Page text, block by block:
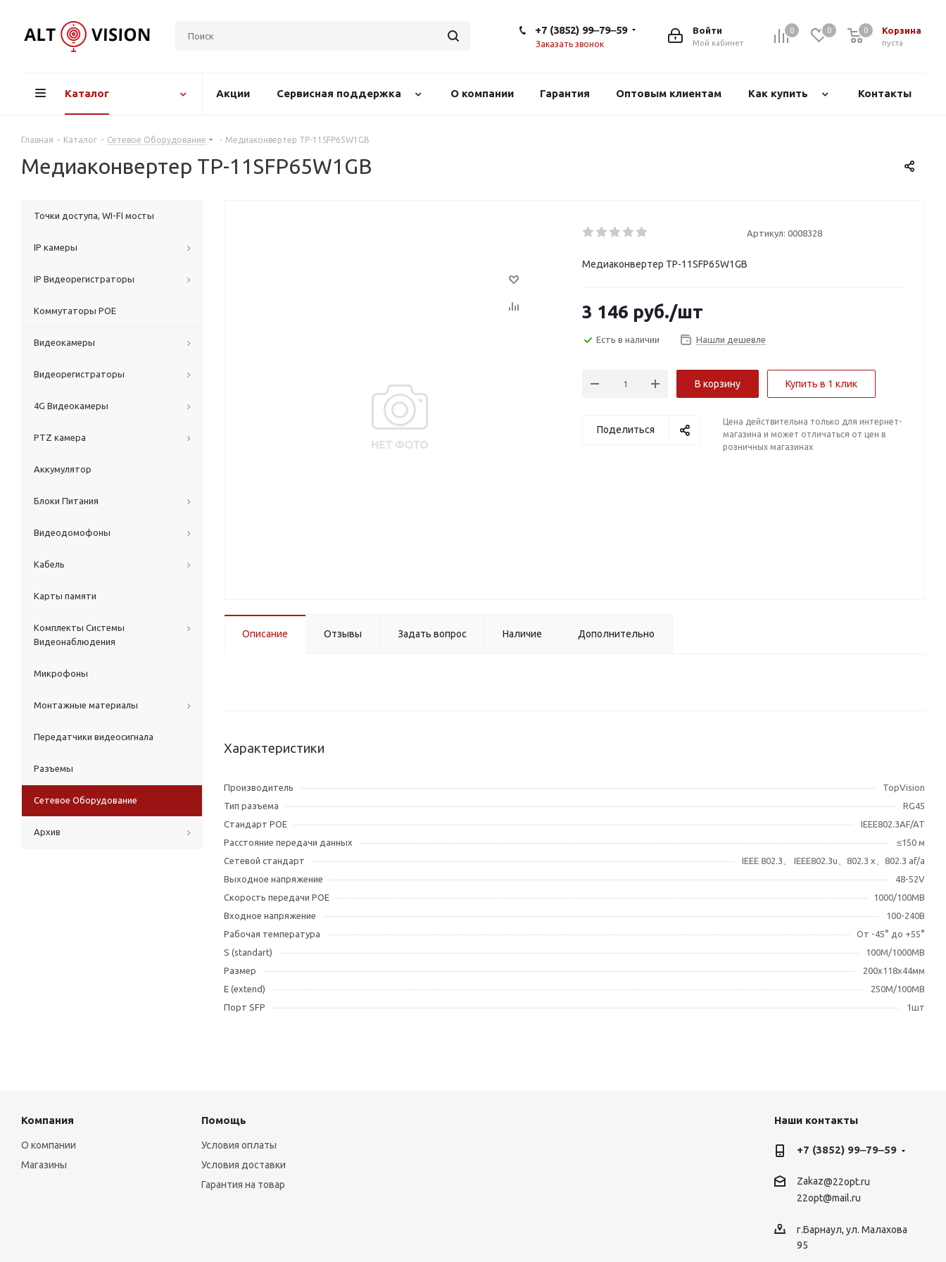
0 0 Корзина
пуста
0
Войти
Мой кабинет
+7 (3852) 99‒79‒59
Заказать звонок
Каталог Акции Сервисная поддержка О компании Гарантия Оптовым клиентам Как купить Контакты
Главная - Каталог - Сетевое Оборудование - Медиаконвертер TP-11SFP65W1GB
Медиаконвертер TP-11SFP65W1GB
Артикул: 0008328
Медиаконвертер TP-11SFP65W1GB
3 146 руб./шт
Есть в наличии Нашли дешевле
В корзину Купить в 1 клик
Поделиться
Цена действительна только для интернет-
магазина и может отличаться от цен в
розничных магазинах
Описание Отзывы Задать вопрос Наличие Дополнительно
Характеристики
Производитель
TopVision
Тип разъема
RG45
Стандарт POE
IEEE802.3AF/AT
Расстояние передачи данных
≤150 м
Сетевой стандарт
IEEE 802.3、 IEEE802.3u、802.3 x、802.3 af/a
Выходное напряжение
48-52V
Скорость передачи POE
1000/100MB
Входное напряжение
100-240В
Рабочая температура
От -45° до +55°
S (standart)
100М/1000MB
Размер
200х118х44мм
E (extend)
250M/100MB
Порт SFP
1шт
Точки доступа, WI-FI мосты
IP камеры
IP Видеорегистраторы
Коммутаторы POE
Видеокамеры
Видеорегистраторы
4G Видеокамеры
PTZ камера
Аккумулятор
Блоки Питания
Видеодомофоны
Кабель
Карты памяти
Комплекты Системы
Видеонаблюдения
Микрофоны
Монтажные материалы
Передатчики видеосигнала
Разъемы
Сетевое Оборудование
Архив
Компания
О компании
Магазины
Помощь
Условия оплаты
Условия доставки
Гарантия на товар
Наши контакты
+7 (3852) 99‒79‒59
Zakaz@22opt.ru
22opt@mail.ru
г.Барнаул, ул. Малахова
95